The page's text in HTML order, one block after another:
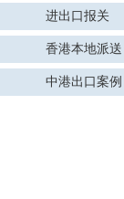
进出口报关
香港本地派送
中港出口案例